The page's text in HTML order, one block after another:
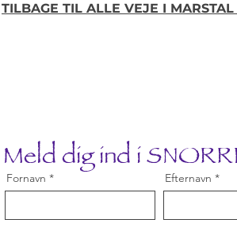
TILBAGE TIL ALLE VEJE I MARSTAL
Meld dig ind i
Fornavn Efternavn